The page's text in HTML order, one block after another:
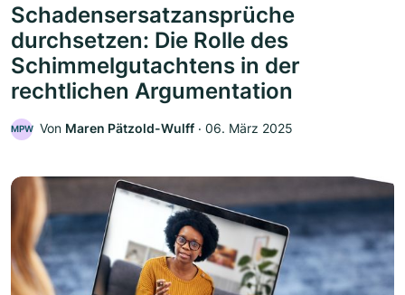
Schadensersatzansprüche
durchsetzen: Die Rolle des
Schimmelgutachtens in der
rechtlichen Argumentation
MPW Von Maren Pätzold-Wulff ‧ 06. März 2025